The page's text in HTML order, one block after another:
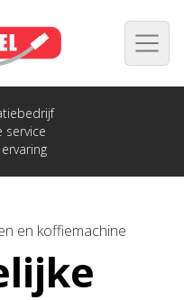
service
en koffiemachine